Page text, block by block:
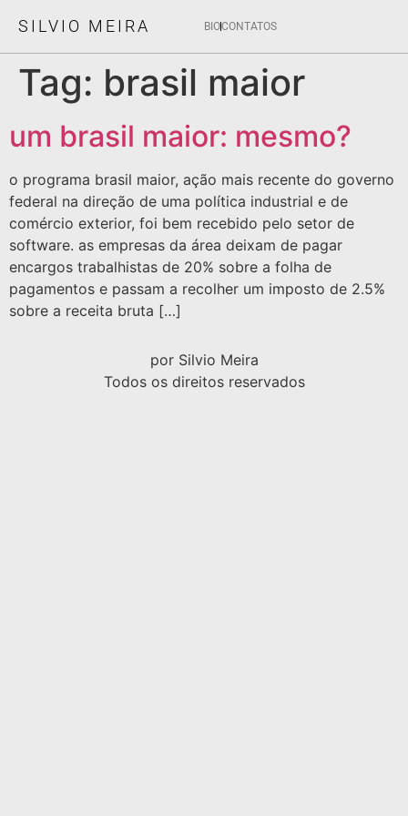
SILVIO MEIRA BIOCONTATOS
Tag: brasil maior
um brasil maior: mesmo?
o programa brasil maior, ação mais recente do governo
federal na direção de uma política industrial e de
comércio exterior, foi bem recebido pelo setor de
software. as empresas da área deixam de pagar
encargos trabalhistas de 20% sobre a folha de
pagamentos e passam a recolher um imposto de 2.5%
sobre a receita bruta […]
por Silvio Meira
Todos os direitos reservados